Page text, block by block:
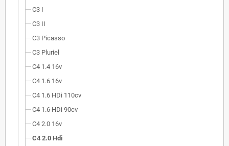
C3 I
C3 II
C3 Picasso
C3 Pluriel
C4 1.4 16v
C4 1.6 16v
C4 1.6 HDi 110cv
C4 1.6 HDi 90cv
C4 2.0 16v
C4 2.0 Hdi